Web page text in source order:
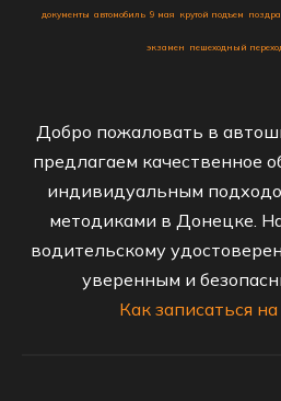
документы автомобиль 9 мая крутой подъем
экзамен пешеходный
Добро пожаловать в
предлагаем качественное
индивидуальным
методиками в Донецке.
водительскому
уверенным и
Как записаться